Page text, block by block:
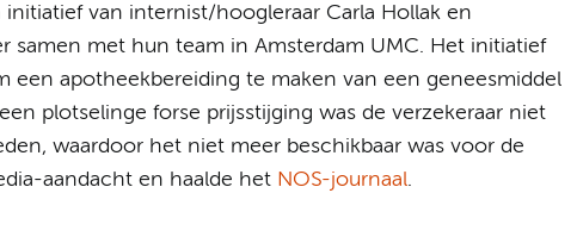
van internist/hoogleraar Carla Hollak en
samen met hun team in Amsterdam UMC. Het initiatief
een apotheekbereiding te maken van een geneesmiddel
plotselinge forse prijsstijging was de verzekeraar niet
waardoor het niet meer beschikbaar was voor de
aandacht en haalde het NOS-journaal.